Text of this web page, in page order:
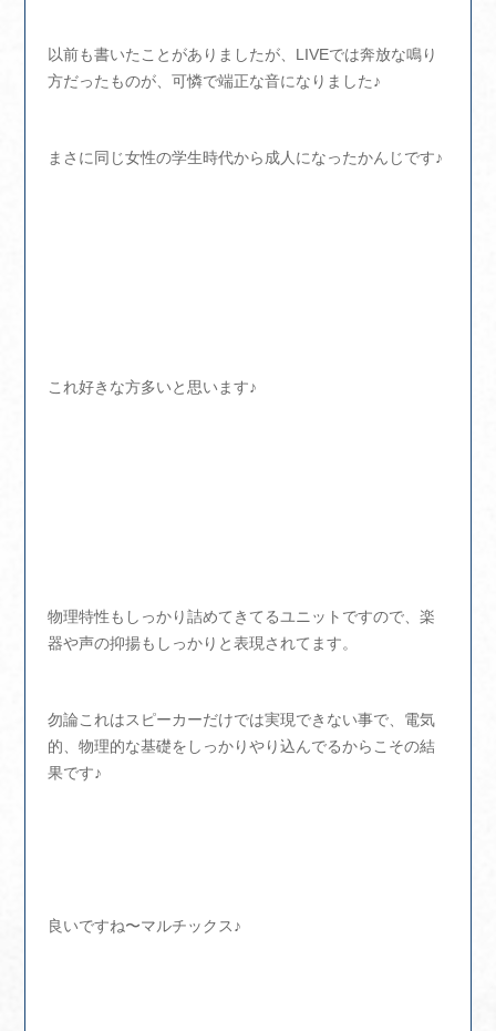
以前も書いたことがありましたが、LIVEでは奔放な鳴り
方だったものが、可憐で端正な音になりました♪
まさに同じ女性の学生時代から成人になったかんじです♪
これ好きな方多いと思います♪
物理特性もしっかり詰めてきてるユニットですので、楽
器や声の抑揚もしっかりと表現されてます。
勿論これはスピーカーだけでは実現できない事で、電気
的、物理的な基礎をしっかりやり込んでるからこその結
果です♪
良いですね〜マルチックス♪